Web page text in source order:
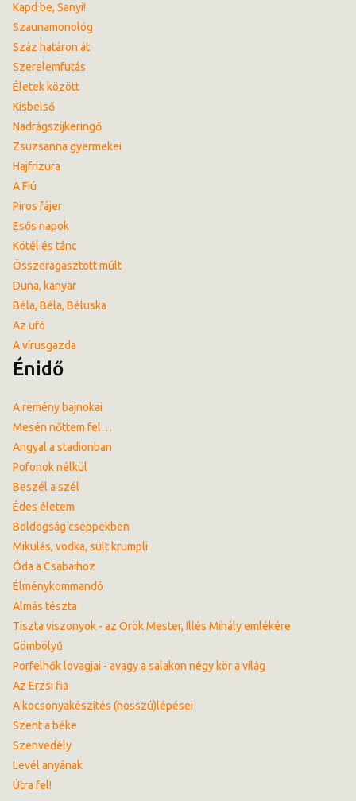
Kapd be, Sanyi!
Szaunamonológ
Száz határon át
Szerelemfutás
Életek között
Kisbelső
Nadrágszíjkeringő
Zsuzsanna gyermekei
Hajfrizura
A Fiú
Piros fájer
Esős napok
Kötél és tánc
Összeragasztott múlt
Duna, kanyar
Béla, Béla, Béluska
Az ufó
A vírusgazda
Énidő
A remény bajnokai
Mesén nőttem fel…
Angyal a stadionban
Pofonok nélkül
Beszél a szél
Édes életem
Boldogság cseppekben
Mikulás, vodka, sült krumpli
Óda a Csabaihoz
Élménykommandó
Almás tészta
Tiszta viszonyok - az Örök Mester, Illés Mihály emlékére
Gömbölyű
Porfelhők lovagjai - avagy a salakon négy kör a világ
Az Erzsi fia
A kocsonyakészítés (hosszú)lépései
Szent a béke
Szenvedély
Levél anyának
Útra fel!